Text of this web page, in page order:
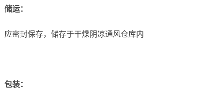
储运：
应密封保存，储存于干燥阴凉通风仓库内
包装：